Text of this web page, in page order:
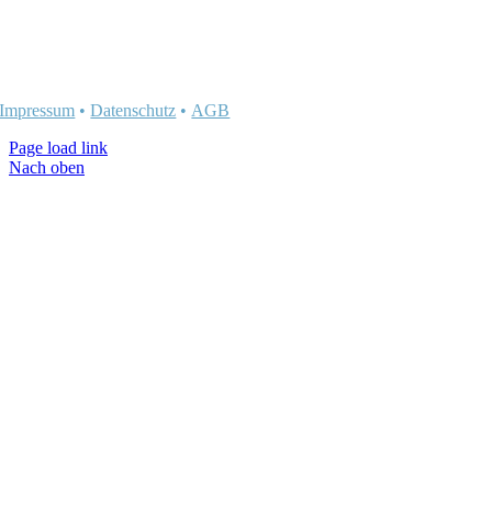
Impressum •Datenschutz • AGB
Page load link
Nach oben